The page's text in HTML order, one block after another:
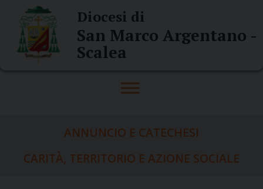
content
Diocesi di
San Marco Argentano -
Scalea
ANNUNCIO E CATECHESI
CARITÀ, TERRITORIO E AZIONE SOCIALE